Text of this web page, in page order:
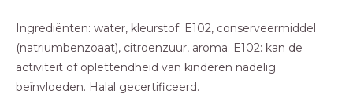
Ingrediënten: water, kleurstof: E102, conserveermiddel
(natriumbenzoaat), citroenzuur, aroma. E102: kan de
activiteit of oplettendheid van kinderen nadelig
beïnvloeden. Halal gecertificeerd.